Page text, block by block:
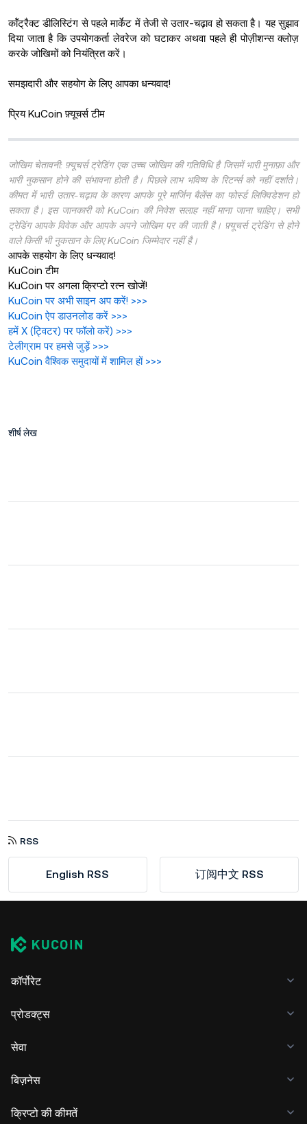
कॉंट्रैक्ट डीलिस्टिंग से पहले मार्केट में तेजी से उतार-चढ़ाव हो सकता है। यह सुझाव
दिया जाता है कि उपयोगकर्ता लेवरेज को घटाकर अथवा पहले ही पोज़ीशन्स क्लोज़
करके जोखिमों को नियंत्रित करें।
समझदारी और सहयोग के लिए आपका धन्यवाद!
प्रिय KuCoin फ़्यूचर्स टीम
जोखिम चेतावनी: फ़्यूचर्स ट्रेडिंग एक उच्च जोखिम की गतिविधि है जिसमें भारी मुनाफ़ा और
भारी नुकसान होने की संभावना होती है। पिछले लाभ भविष्य के रिटर्न्स को नहीं दर्शाते।
कीमत में भारी उतार-चढ़ाव के कारण आपके पूरे मार्जिन बैलेंस का फोर्स्ड लिक्विडेशन हो
सकता है। इस जानकारी को KuCoin की निवेश सलाह नहीं माना जाना चाहिए। सभी
ट्रेडिंग आपके विवेक और आपके अपने जोखिम पर की जाती है। फ़्यूचर्स ट्रेडिंग से होने
वाले किसी भी नुकसान के लिए KuCoin जिम्मेदार नहीं है।
आपके सहयोग के लिए धन्यवाद!
KuCoin टीम
KuCoin पर अगला क्रिप्टो रत्न खोजें!
KuCoin पर अभी साइन अप करें! >>>
KuCoin ऐप डाउनलोड करें >>>
हमें X (ट्विटर) पर फॉलो करें) >>>
टेलीग्राम पर हमसे जुड़ें >>>
KuCoin वैश्विक समुदायों में शामिल हों >>>
शीर्ष लेख
RSS
English RSS 订阅中文 RSS
कॉर्पोरेट
प्रोडक्ट्स
सेवा
बिज़नेस
क्रिप्टो की कीमतें